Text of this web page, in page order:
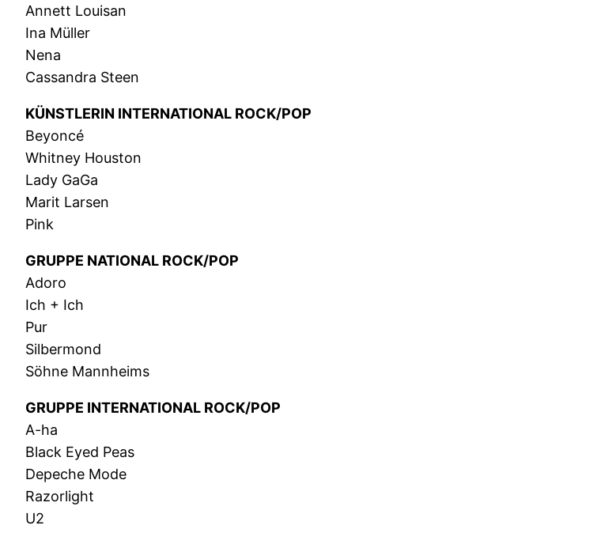
Annett Louisan
Ina Müller
Nena
Cassandra Steen
KÜNSTLERIN INTERNATIONAL ROCK/POP
Beyoncé
Whitney Houston
Lady GaGa
Marit Larsen
Pink
GRUPPE NATIONAL ROCK/POP
Adoro
Ich + Ich
Pur
Silbermond
Söhne Mannheims
GRUPPE INTERNATIONAL ROCK/POP
A-ha
Black Eyed Peas
Depeche Mode
Razorlight
U2